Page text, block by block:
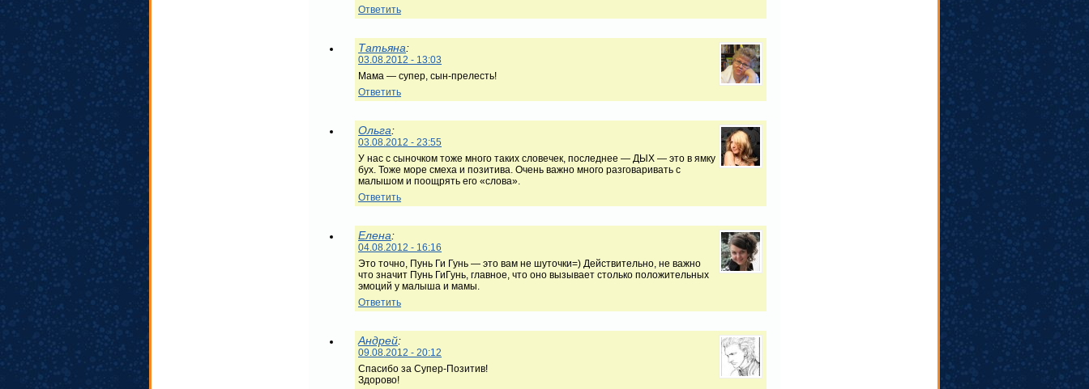
Ответить
Татьяна:
03.08.2012 - 13:03
Мама — супер, сын-прелесть!
Ответить
Ольга:
03.08.2012 - 23:55
У нас с сыночком тоже много таких словечек, последнее — ДЫХ — это в ямку
бух. Тоже море смеха и позитива. Очень важно много разговаривать с
малышом и поощрять его «слова».
Ответить
Елена:
04.08.2012 - 16:16
Это точно, Пунь Ги Гунь — это вам не шуточки=) Действительно, не важно
что значит Пунь ГиГунь, главное, что оно вызывает столько положительных
эмоций у малыша и мамы.
Ответить
Андрей:
09.08.2012 - 20:12
Спасибо за Супер-Позитив!
Здорово!